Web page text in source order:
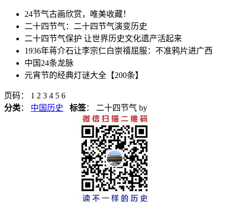
24节气古画欣赏，唯美收藏！
二十四节气：二十四节气演变历史
二十四节气保护 让世界历史文化遗产活起来
1936年蒋介石让李宗仁白崇禧屈服：不准鸦片进广西
中国24条龙脉
元宵节的经典灯谜大全【200条】
页码： 1 2 3 4 5 6
分类： 中国历史 标签： 二十四节气 by